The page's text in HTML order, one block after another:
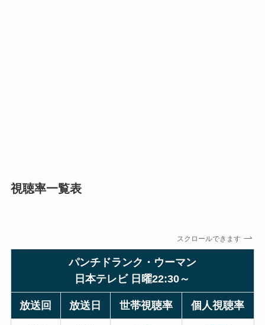
視聴率一覧表
スクロールできます
パンチドランク・ウーマン
日本テレビ 日曜22:30～
放送回 放送日 世帯視聴率 個人視聴率